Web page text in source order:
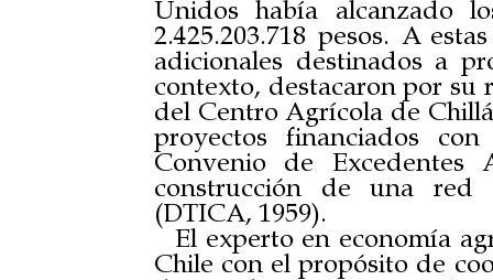
Unidos había alcanzado
2.425.203.718 pesos. A
adicionales destinados a
contexto, destacaron por su
del Centro Agrícola de
proyectos financiados
Convenio de Excedentes
construcción de una red
(DTICA, 1959).
El experto en economía
Chile con el propósito de